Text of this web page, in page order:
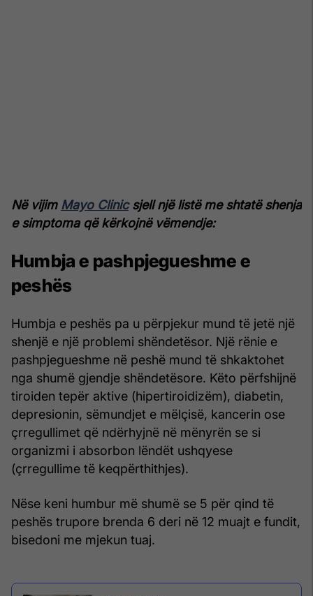
Në vijim Mayo Clinicsjell një listë me shtatë shenja
e simptoma që kërkojnë vëmendje:
Humbja e pashpjegueshme e
peshës
Humbja e peshës pa u përpjekur mund të jetë një
shenjë e një problemi shëndetësor. Një rënie e
pashpjegueshme në peshë mund të shkaktohet
nga shumë gjendje shëndetësore. Këto përfshijnë
tiroiden tepër aktive (hipertiroidizëm), diabetin,
depresionin, sëmundjet e mëlçisë, kancerin ose
çrregullimet që ndërhyjnë në mënyrën se si
organizmi i absorbon lëndët ushqyese
(çrregullime të keqpërthithjes).
Nëse keni humbur më shumë se 5 për qind të
peshës trupore brenda 6 deri në 12 muajt e fundit,
bisedoni me mjekun tuaj.